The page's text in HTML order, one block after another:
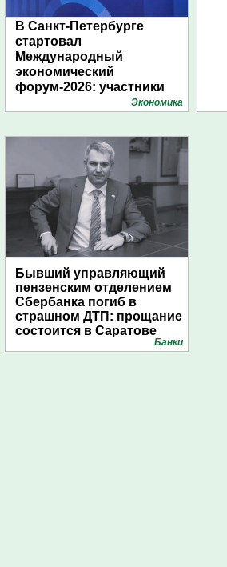
В Санкт-Петербурге
стартовал
Международный
экономический
форум-2026: участники
подготовили креативные
Экономика
Бывший управляющий
пензенским отделением
Сбербанка погиб в
страшном ДТП: прощание
состоится в Саратове
Банки